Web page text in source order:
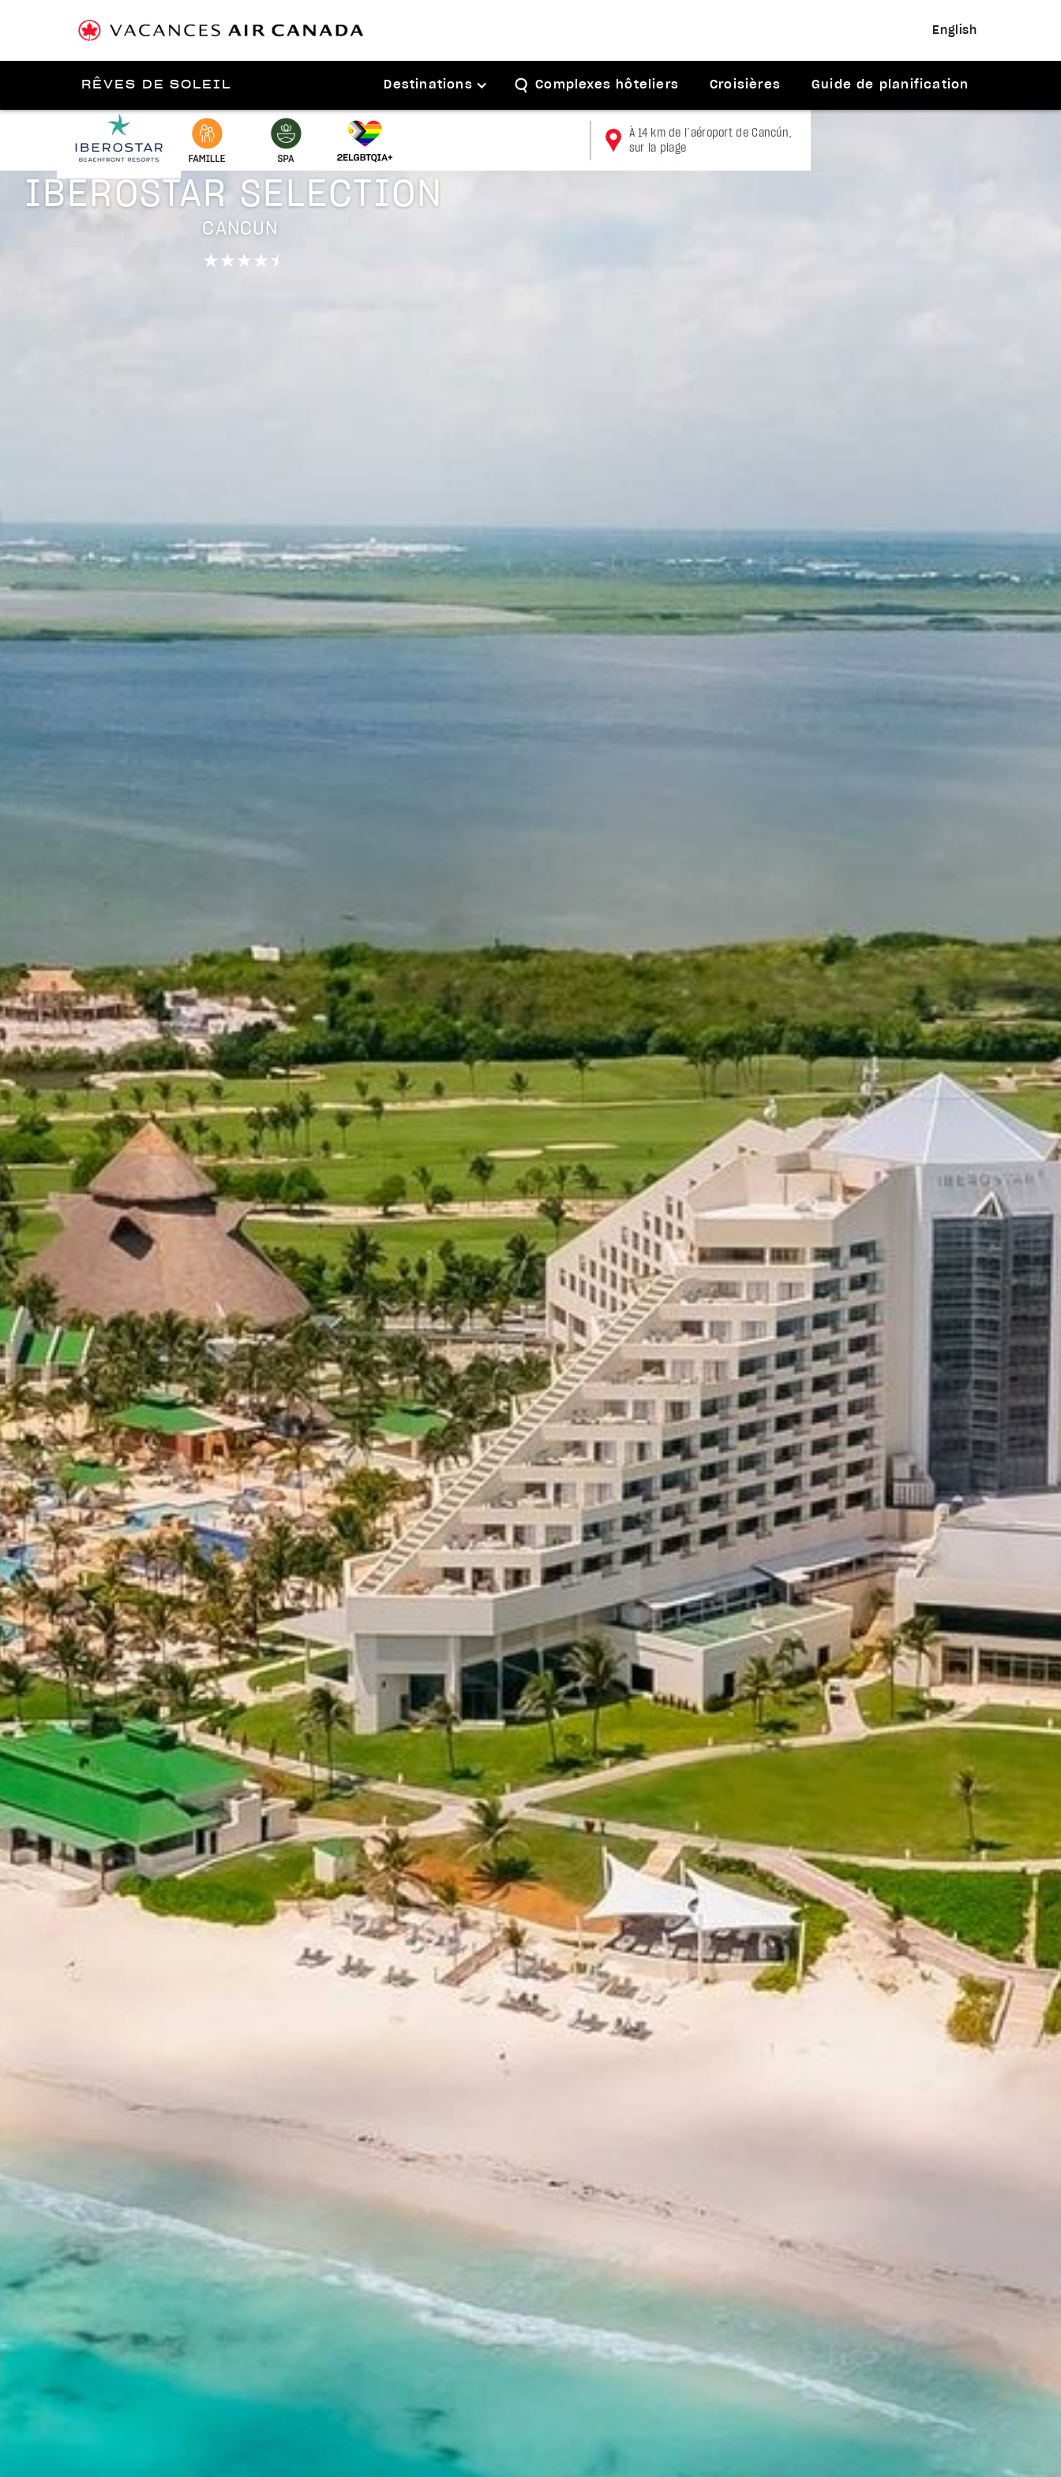
English
RÊVES DE SOLEIL Destinations Complexes hôteliers Croisières Guide de planification
Cancún
IBEROSTAR SELECTION
CANCUN
À 14 km de l’aéroport de Cancún,
sur la plage